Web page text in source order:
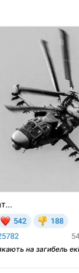
на загибель